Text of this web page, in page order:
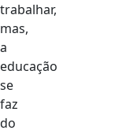
trabalhar,
mas,
a
educação
se
faz
do